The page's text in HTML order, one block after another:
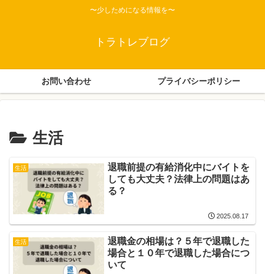
〜少しためになる情報を〜
トラトレブログ
お問い合わせ プライバシーポリシー
生活
生活
退職前提の有給消化中にバイトを
しても大丈夫？法律上の問題はあ
る？
2025.08.17
生活
退職金の相場は？５年で退職した
場合と１０年で退職した場合につ
いて